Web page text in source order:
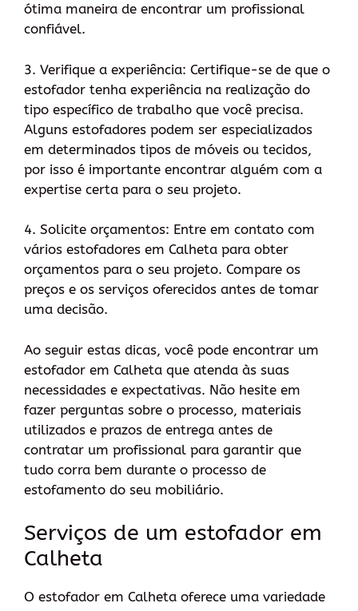
ótima maneira de encontrar um profissional
confiável.
3. Verifique a experiência: Certifique-se de que o
estofador tenha experiência na realização do
tipo específico de trabalho que você precisa.
Alguns estofadores podem ser especializados
em determinados tipos de móveis ou tecidos,
por isso é importante encontrar alguém com a
expertise certa para o seu projeto.
4. Solicite orçamentos: Entre em contato com
vários estofadores em Calheta para obter
orçamentos para o seu projeto. Compare os
preços e os serviços oferecidos antes de tomar
uma decisão.
Ao seguir estas dicas, você pode encontrar um
estofador em Calheta que atenda às suas
necessidades e expectativas. Não hesite em
fazer perguntas sobre o processo, materiais
utilizados e prazos de entrega antes de
contratar um profissional para garantir que
tudo corra bem durante o processo de
estofamento do seu mobiliário.
Serviços de um estofador em
Calheta
O estofador em Calheta oferece uma variedade